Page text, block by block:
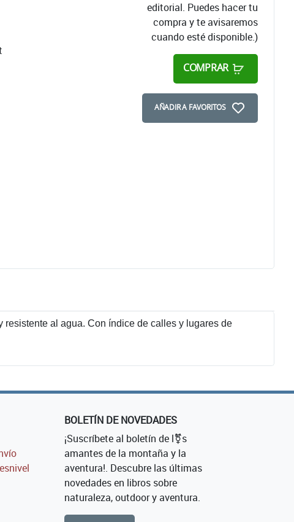
editorial. Puedes hacer tu
compra y te avisaremos
cuando esté disponible.)
COMPRAR
AÑADIR A FAVORITOS
al agua. Con índice de calles y lugares de
BOLETÍN DE NOVEDADES
¡Suscríbete al boletín de l⚧s
amantes de la montaña y la
aventura!. Descubre las últimas
novedades en libros sobre
naturaleza, outdoor y aventura.